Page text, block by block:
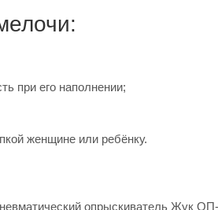
при его наполнении;
женщине или ребёнку.
опрыскиватель Жук